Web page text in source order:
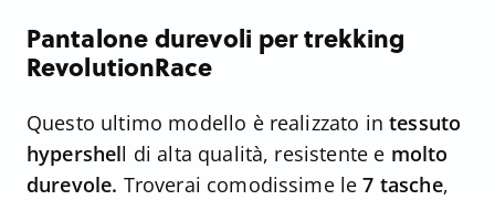
Pantalone durevoli per trekking
RevolutionRace
Questo ultimo modello è realizzato intessuto
hypershell di alta qualità, resistente e molto
durevole. Troverai comodissime le7 tasche,